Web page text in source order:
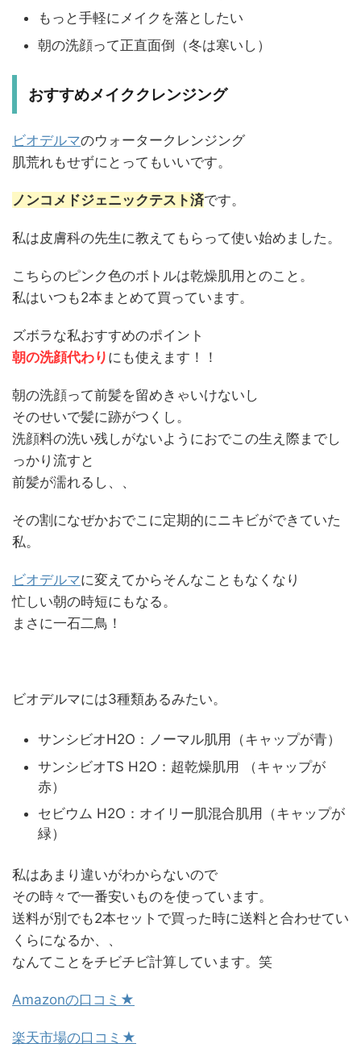
もっと手軽にメイクを落としたい
朝の洗顔って正直面倒（冬は寒いし）
おすすめメイククレンジング
ビオデルマのウォータークレンジング
肌荒れもせずにとってもいいです。
ノンコメドジェニックテスト済です。
私は皮膚科の先生に教えてもらって使い始めました。
こちらのピンク色のボトルは乾燥肌用とのこと。
私はいつも2本まとめて買っています。
ズボラな私おすすめのポイント
朝の洗顔代わり にも使えます！！
朝の洗顔って前髪を留めきゃいけないし
そのせいで髪に跡がつくし。
洗顔料の洗い残しがないようにおでこの生え際までし
っかり流すと
前髪が濡れるし、、
その割になぜかおでこに定期的にニキビができていた
私。
ビオデルマに変えてからそんなこともなくなり
忙しい朝の時短にもなる。
まさに一石二鳥！
ビオデルマには3種類あるみたい。
サンシビオH2O：ノーマル肌用（キャップが青）
サンシビオTS H2O：超乾燥肌用 （キャップが
赤）
セビウム H2O：オイリー肌混合肌用（キャップが
緑）
私はあまり違いがわからないので
その時々で一番安いものを使っています。
送料が別でも2本セットで買った時に送料と合わせてい
くらになるか、、
なんてことをチビチビ計算しています。笑
Amazonの口コミ★
楽天市場の口コミ★